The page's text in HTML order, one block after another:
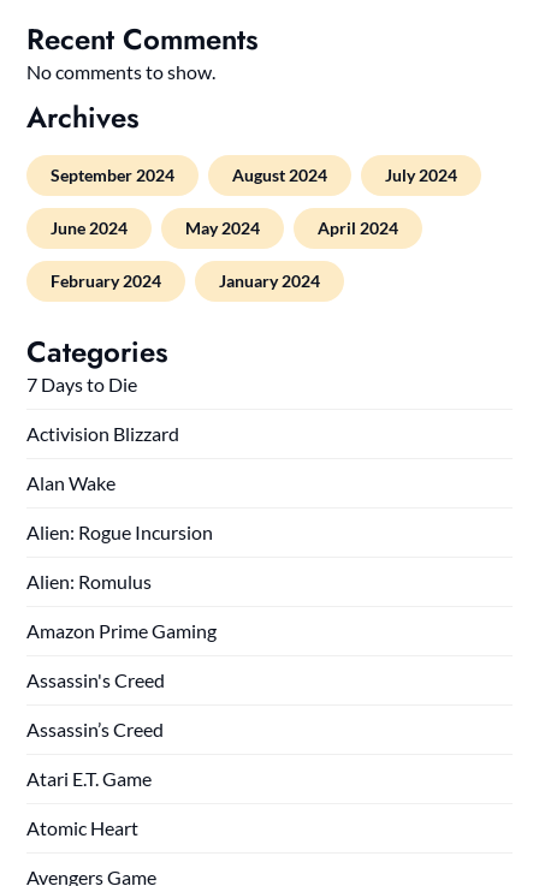
Recent Comments
No comments to show.
Archives
September 2024 August 2024 July 2024
June 2024 May 2024 April 2024
February 2024 January 2024
Categories
7 Days to Die
Activision Blizzard
Alan Wake
Alien: Rogue Incursion
Alien: Romulus
Amazon Prime Gaming
Assassin's Creed
Assassin’s Creed
Atari E.T. Game
Atomic Heart
Avengers Game